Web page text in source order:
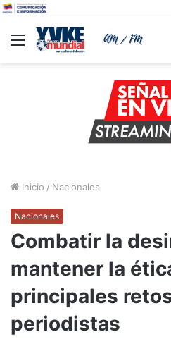
Menu
Inicio / Nacionales
Nacionales
Combatir la
mantener la
principales
periodistas